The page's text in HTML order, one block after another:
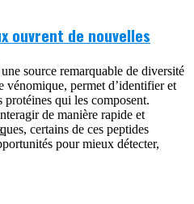
ouvrent de nouvelles
source remarquable de diversité
vénomique, permet d’identifier et
protéines qui les composent.
de manière rapide et
certains de ces peptides
pour mieux détecter,